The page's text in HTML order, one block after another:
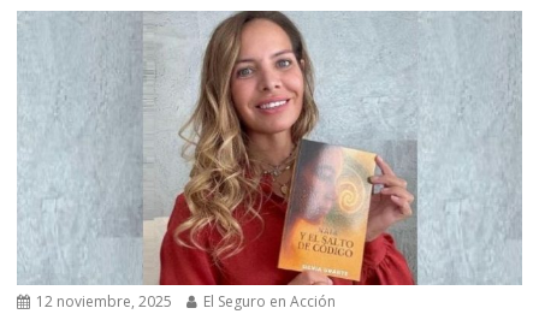
detrás
que
volvió
vínculo
con
el
12 noviembre, 2025 El Seguro en Acción